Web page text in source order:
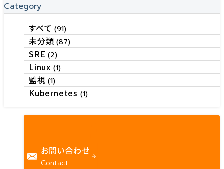
Category
すべて(91)
未分類(87)
SRE(2)
Linux (1)
監視(1)
Kubernetes (1)
お問い合わせ
Contact